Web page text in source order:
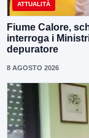
ATTUALITÀ
Fiume Calore,
interroga i
depuratore
8 AGOSTO 2026